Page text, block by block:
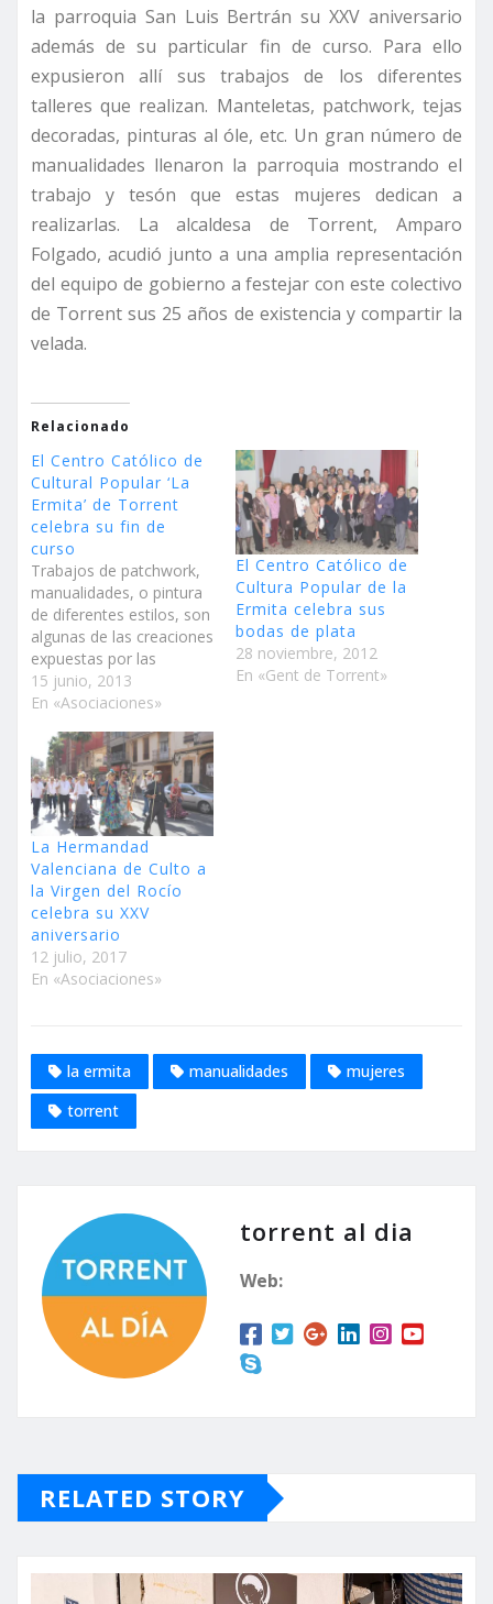
la parroquia San Luis Bertrán su XXV aniversario
además de su particular fin de curso. Para ello
expusieron allí sus trabajos de los diferentes
talleres que realizan. Manteletas, patchwork, tejas
decoradas, pinturas al óle, etc. Un gran número de
manualidades llenaron la parroquia mostrando el
trabajo y tesón que estas mujeres dedican a
realizarlas. La alcaldesa de Torrent, Amparo
Folgado, acudió junto a una amplia representación
del equipo de gobierno a festejar con este colectivo
de Torrent sus 25 años de existencia y compartir la
velada.
Relacionado
El Centro Católico de
Cultural Popular ‘La
Ermita’ de Torrent
celebra su fin de
curso
Trabajos de patchwork,
manualidades, o pintura
de diferentes estilos, son
algunas de las creaciones
expuestas por las
mujeres del Centro
Católico de Cultura
Torrent, con motivo de la
celebración del fin de
curso. La alcaldesa de
Torrent, Amparo
Folgado, acompañada
por la concejal de
Bienestar Social,…
15 junio, 2013
En «Asociaciones»
El Centro Católico de
Cultura Popular de la
Ermita celebra sus
bodas de plata
28 noviembre, 2012
En «Gent de Torrent»
La Hermandad
Valenciana de Culto a
la Virgen del Rocío
celebra su XXV
aniversario
12 julio, 2017
En «Asociaciones»
la ermita manualidades
mujeres
torrent
torrent al dia
Web:
RELATED STORY